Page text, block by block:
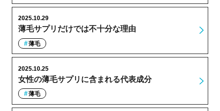
薄毛サプリだけでは不十分な理由
2025.10.29
薄毛
女性の薄毛サプリに含まれる代表成分
2025.10.25
薄毛